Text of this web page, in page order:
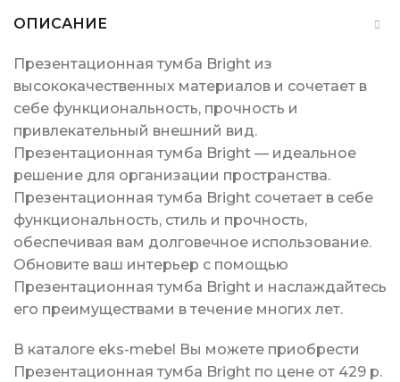
ОПИСАНИЕ
Презентационная тумба Bright из
высококачественных материалов и сочетает в
себе функциональность, прочность и
привлекательный внешний вид.
Презентационная тумба Bright — идеальное
решение для организации пространства.
Презентационная тумба Bright сочетает в себе
функциональность, стиль и прочность,
обеспечивая вам долговечное использование.
Обновите ваш интерьер с помощью
Презентационная тумба Bright и наслаждайтесь
его преимуществами в течение многих лет.
В каталоге eks-mebel Вы можете приобрести
Презентационная тумба Bright по цене от 429 р.